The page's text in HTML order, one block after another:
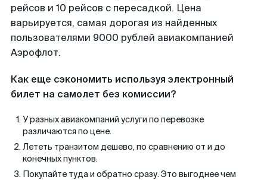
рейсов и 10 рейсов с пересадкой. Цена
варьируется, самая дорогая из найденных
пользователями 9000 рублей авиакомпанией
Аэрофлот.
Как еще сэкономить используя электронный
билет на самолет без комиссии?
У разных авиакомпаний услуги по перевозке
различаются по цене.
Лететь транзитом дешево, по сравнению от и до
конечных пунктов.
Покупайте туда и обратно сразу. Это выгоднее чем